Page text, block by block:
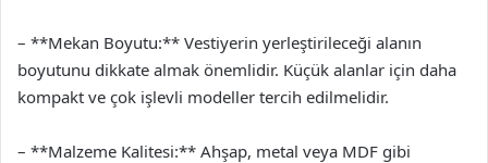
– **Mekan Boyutu:** Vestiyerin yerleştirileceği alanın
boyutunu dikkate almak önemlidir. Küçük alanlar için daha
kompakt ve çok işlevli modeller tercih edilmelidir.
– **Malzeme Kalitesi:** Ahşap, metal veya MDF gibi